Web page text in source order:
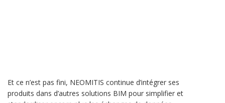
Et ce n’est pas fini, NEOMITIS continue d’intégrer ses
produits dans d’autres solutions BIM pour simplifier et